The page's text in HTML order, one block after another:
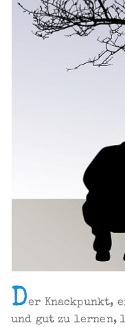
Der Knackpunkt,
und gut zu